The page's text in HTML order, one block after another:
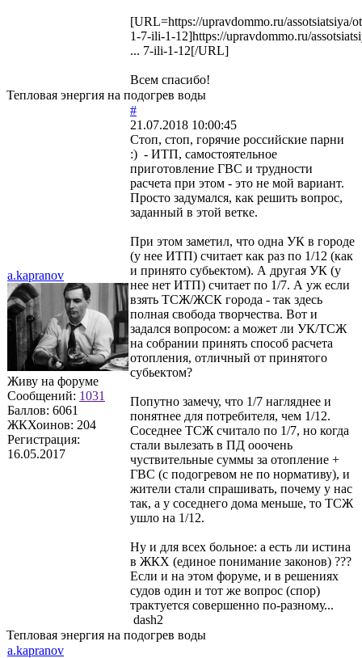
[URL=https://upravdommo.ru/assotsiatsiya/
1-7-ili-1-12]https://upravdommo.ru/
... 7-ili-1-12[/URL]
Всем спасибо!
Тепловая энергия на подогрев воды
a.kapranov
Живу на форуме
Сообщений: 1031
Баллов: 6061
ЖКХоинов: 204
Регистрация:
16.05.2017
#
21.07.2018 10:00:45
Стоп, стоп, горячие российские парни
:) - ИТП, самостоятельное
приготовление ГВС и трудности
расчета при этом - это не мой вариант.
Просто задумался, как решить вопрос,
заданный в этой ветке.
При этом заметил, что одна УК в городе
(у нее ИТП) считает как раз по 1/12 (как
и принято субьектом). А другая УК (у
нее нет ИТП) считает по 1/7. А уж если
взять ТСЖ/ЖСК города - так здесь
полная свобода творчества. Вот и
задался вопросом: а может ли УК/ТСЖ
на собрании принять способ расчета
отопления, отличный от принятого
субьектом?
Попутно замечу, что 1/7 нагляднее и
понятнее для потребителя, чем 1/12.
Соседнее ТСЖ считало по 1/7, но когда
стали вылезать в ПД ооочень
чуствительные суммы за отопление +
ГВС (с подогревом не по нормативу), и
жители стали спрашивать, почему у нас
так, а у соседнего дома меньше, то ТСЖ
ушло на 1/12.
Ну и для всех больное: а есть ли истина
в ЖКХ (единое понимание законов) ???
Если и на этом форуме, и в решениях
судов один и тот же вопрос (спор)
трактуется совершенно по-разному...
dash2
Тепловая энергия на подогрев воды
a.kapranov